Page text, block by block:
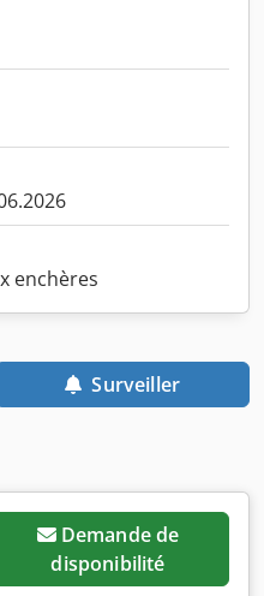
enchères
Surveiller
Demande de
disponibilité